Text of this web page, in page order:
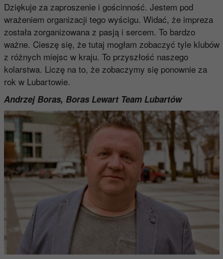
Dziękuje za zaproszenie i gościnność. Jestem pod
wrażeniem organizacji tego wyścigu. Widać, że impreza
została zorganizowana z pasją i sercem. To bardzo
ważne. Cieszę się, że tutaj mogłam zobaczyć tyle klubów
z różnych miejsc w kraju. To przyszłość naszego
kolarstwa. Liczę na to, że zobaczymy się ponownie za
rok w Lubartowie.
Andrzej Boras, Boras Lewart Team Lubartów